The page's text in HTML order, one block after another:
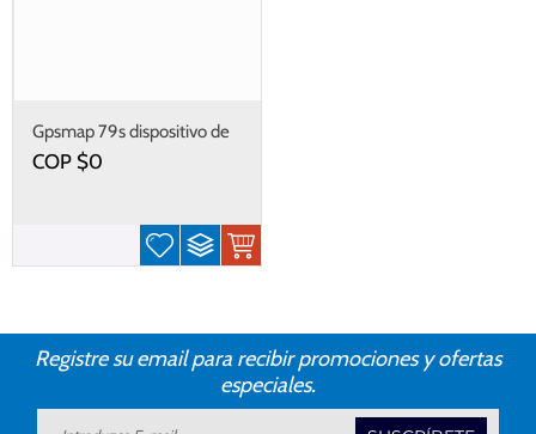
Gpsmap 79s dispositivo de
mano flotante
COP $0
Registre su email para recibir promociones y ofertas
especiales.